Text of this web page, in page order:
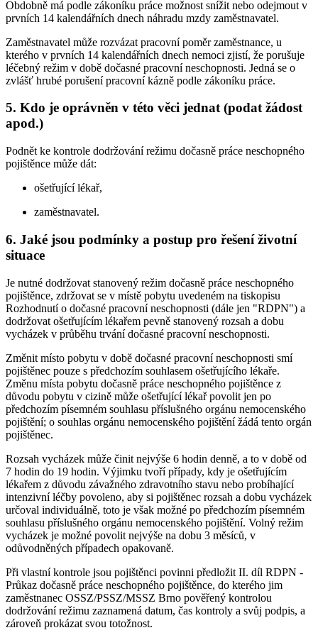
Obdobně má podle zákoníku práce možnost snížit nebo odejmout v
prvních 14 kalendářních dnech náhradu mzdy zaměstnavatel.
Zaměstnavatel může rozvázat pracovní poměr zaměstnance, u
kterého v prvních 14 kalendářních dnech nemoci zjistí, že porušuje
léčebný režim v době dočasné pracovní neschopnosti. Jedná se o
zvlášť hrubé porušení pracovní kázně podle zákoníku práce.
5. Kdo je oprávněn v této věci jednat (podat žádost
apod.)
Podnět ke kontrole dodržování režimu dočasně práce neschopného
pojištěnce může dát:
ošetřující lékař,
zaměstnavatel.
6. Jaké jsou podmínky a postup pro řešení životní
situace
Je nutné dodržovat stanovený režim dočasně práce neschopného
pojištěnce, zdržovat se v místě pobytu uvedeném na tiskopisu
Rozhodnutí o dočasné pracovní neschopnosti (dále jen "RDPN") a
dodržovat ošetřujícím lékařem pevně stanovený rozsah a dobu
vycházek v průběhu trvání dočasné pracovní neschopnosti.
Změnit místo pobytu v době dočasné pracovní neschopnosti smí
pojištěnec pouze s předchozím souhlasem ošetřujícího lékaře.
Změnu místa pobytu dočasně práce neschopného pojištěnce z
důvodu pobytu v cizině může ošetřující lékař povolit jen po
předchozím písemném souhlasu příslušného orgánu nemocenského
pojištění; o souhlas orgánu nemocenského pojištění žádá tento orgán
pojištěnec.
Rozsah vycházek může činit nejvýše 6 hodin denně, a to v době od
7 hodin do 19 hodin. Výjimku tvoří případy, kdy je ošetřujícím
lékařem z důvodu závažného zdravotního stavu nebo probíhající
intenzivní léčby povoleno, aby si pojištěnec rozsah a dobu vycházek
určoval individuálně, toto je však možné po předchozím písemném
souhlasu příslušného orgánu nemocenského pojištění. Volný režim
vycházek je možné povolit nejvýše na dobu 3 měsíců, v
odůvodněných případech opakovaně.
Při vlastní kontrole jsou pojištěnci povinni předložit II. díl RDPN -
Průkaz dočasně práce neschopného pojištěnce, do kterého jim
zaměstnanec OSSZ/PSSZ/MSSZ Brno pověřený kontrolou
dodržování režimu zaznamená datum, čas kontroly a svůj podpis, a
zároveň prokázat svou totožnost.